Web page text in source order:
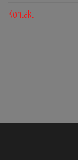
Kontakt